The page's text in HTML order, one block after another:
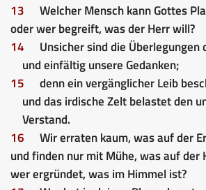
13
Welcher Mensch kann Gottes
oder wer begreift, was der Herr will?
14
Unsicher sind die Überlegungen
und einfältig unsere Gedanken;
15
denn ein vergänglicher Leib
und das irdische Zelt belastet den
Verstand.
16
Wir erraten kaum, was auf der
und finden nur mit Mühe, was auf der
wer ergründet, was im Himmel ist?